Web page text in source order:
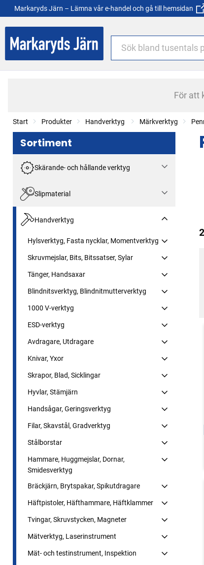
Markaryds Järn – Lämna vår e-handel och gå till hemsidan
För att
Start Produkter Handverktyg Märkverktyg
Sortiment
Skärande- och hållande verktyg
Slipmaterial
Handverktyg
Hylsverktyg, Fasta nycklar, Momentverktyg
Skruvmejslar, Bits, Bitssatser, Sylar
Tänger, Handsaxar
Blindnitsverktyg, Blindnitmutterverktyg
1000 V-verktyg
ESD-verktyg
Avdragare, Utdragare
Knivar, Yxor
Skrapor, Blad, Sicklingar
Hyvlar, Stämjärn
Handsågar, Geringsverktyg
Filar, Skavstål, Gradverktyg
Stålborstar
Hammare, Huggmejslar, Dornar,
Smidesverktyg
Bräckjärn, Brytspakar, Spikutdragare
Häftpistoler, Häfthammare, Häftklammer
Tvingar, Skruvstycken, Magneter
Mätverktyg, Laserinstrument
Mät- och testinstrument, Inspektion